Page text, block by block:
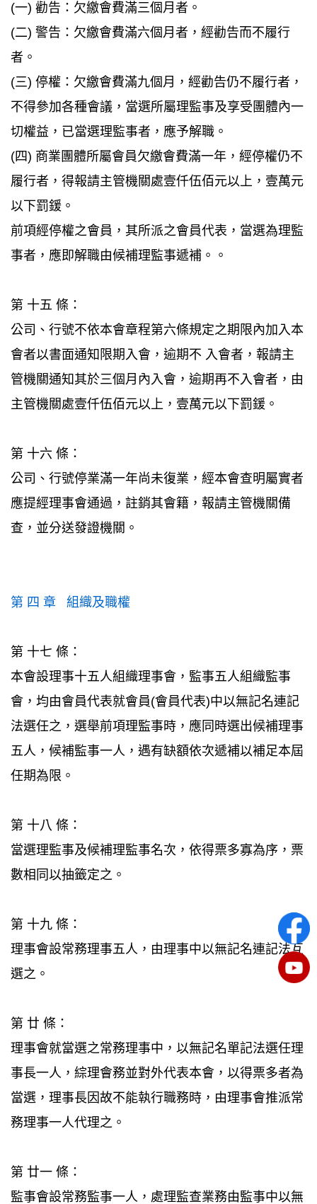
(一) 勸告：欠繳會費滿三個月者。
(二) 警告：欠繳會費滿六個月者，經勸告而不履行
者。
(三) 停權：欠繳會費滿九個月，經勸告仍不履行者，
不得參加各種會議，當選所屬理監事及享受團體內一
切權益，已當選理監事者，應予解職。
(四) 商業團體所屬會員欠繳會費滿一年，經停權仍不
履行者，得報請主管機關處壹仟伍佰元以上，壹萬元
以下罰鍰。
前項經停權之會員，其所派之會員代表，當選為理監
事者，應即解職由候補理監事遞補。。
第 十五 條：
公司、行號不依本會章程第六條規定之期限內加入本
會者以書面通知限期入會，逾期不 入會者，報請主
管機關通知其於三個月內入會，逾期再不入會者，由
主管機關處壹仟伍佰元以上，壹萬元以下罰鍰。
第 十六 條：
公司、行號停業滿一年尚未復業，經本會查明屬實者
應提經理事會通過，註銷其會籍，報請主管機關備
查，並分送發證機關。
第 四 章 組織及職權
第 十七 條：
本會設理事十五人組織理事會，監事五人組織監事
會，均由會員代表就會員(會員代表)中以無記名連記
法選任之，選舉前項理監事時，應同時選出候補理事
五人，候補監事一人，遇有缺額依次遞補以補足本屆
任期為限。
第 十八 條：
當選理監事及候補理監事名次，依得票多寡為序，票
數相同以抽籤定之。
第 十九 條：
理事會設常務理事五人，由理事中以無記名連記法互
選之。
第 廿 條：
理事會就當選之常務理事中，以無記名單記法選任理
事長一人，綜理會務並對外代表本會，以得票多者為
當選，理事長因故不能執行職務時，由理事會推派常
務理事一人代理之。
第 廿一 條：
監事會設常務監事一人，處理監查業務由監事中以無